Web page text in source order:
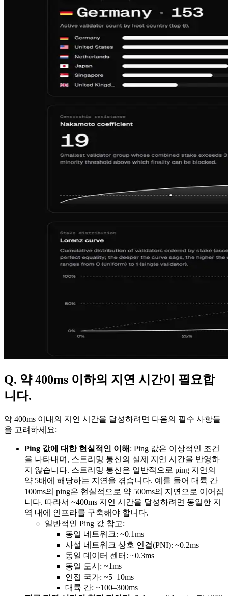
Q. 약 400ms 이하의 지연 시간이 필요합
니다.
약 400ms 이내의 지연 시간을 달성하려면 다음의 필수 사항들
을 고려하세요:
Ping 값에 대한 현실적인 이해 : Ping 값은 이상적인 조건
을 나타내며, 스트리밍 통신의 실제 지연 시간을 반영하
지 않습니다. 스트리밍 통신은 일반적으로 ping 지연의
약 5배에 해당하는 지연을 겪습니다. 예를 들어 대륙 간
100ms의 ping은 현실적으로 약 500ms의 지연으로 이어집
니다. 따라서 ~400ms 지연 시간을 달성하려면 동일한 지
역 내에 인프라를 구축해야 합니다.
일반적인 Ping 값 참고:
동일 네트워크: ~0.1ms
사설 네트워크 상호 연결(PNI): ~0.2ms
동일 데이터 센터: ~0.3ms
동일 도시: ~1ms
인접 국가: ~5–10ms
대륙 간: ~100–300ms